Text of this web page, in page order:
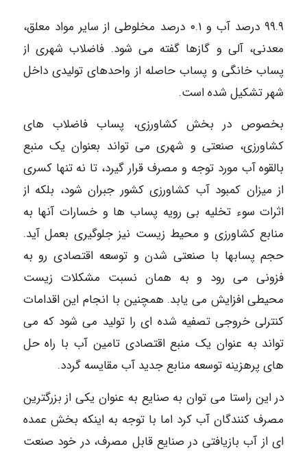
۹۹.۹ درصد آب و ۰.۱ درصد مخلوطی از سایر مواد معلق،
معدنی، آلی و گازها گفته می شود. فاضلاب شهری از
پساب خانگی و پساب حاصله از واحدهای تولیدی داخل
شهر تشکیل شده است.
بخصوص در بخش کشاورزی، پساب فاضلاب های
کشاورزی، صنعتی و شهری می تواند بعنوان یک منبع
بالقوه آب مورد توجه و مصرف قرار گیرد، تا نه تنها کسری
از میزان کمبود آب کشاورزی کشور جبران شود، بلکه از
اثرات سوء تخلیه بی رویه پساب ها و خسارات آنها به
منابع کشاورزی و محیط زیست نیز جلوگیری بعمل آید.
حجم پسابها با صنعتی شدن و توسعه اقتصادی رو به
فزونی می رود و به همان نسبت مشکلات زیست
محیطی افزایش می یابد. همچنین با انجام این اقدامات
کنترلی خروجی تصفیه شده ای را تولید می شود که می
تواند به عنوان یک منبع اقتصادی تامین آب با راه حل
های پرهزینه توسعه منابع جدید آب مقایسه گردد.
در این راستا می توان به صنایع به عنوان یکی از بزرگترین
مصرف کنندگان آب کرد اما با توجه به اینکه بخش عمده
ای از آب بازیافتی در صنایع قابل مصرف، در خود صنعت